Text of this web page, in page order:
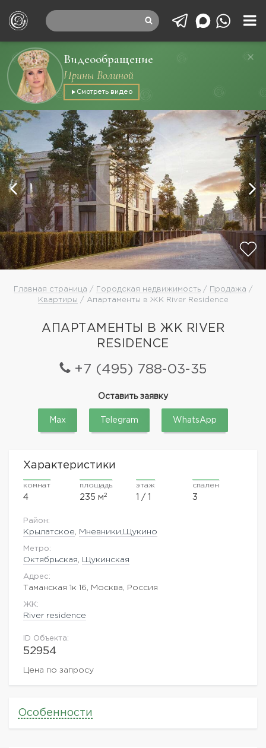
Видеообращение
Ирины Волиной
Смотреть видео
Главная страница / Городская недвижимость/ Продажа /
Квартиры / Апартаменты в ЖК River Residence
АПАРТАМЕНТЫ В ЖК RIVER
RESIDENCE
+7 (495) 788-03-35
Оставить заявку
Max Telegram WhatsApp
Характеристики
комнат
4
площадь
235 м2
этаж
1 / 1
спален
3
Район:
Крылатское Мневники,Щукино
Метро:
Октябрьская Щукинская
Адрес:
Таманская 1к 16, Москва, Россия
ЖK:
River residence
ID Объекта:
52954
Цена по запросу
Особенности